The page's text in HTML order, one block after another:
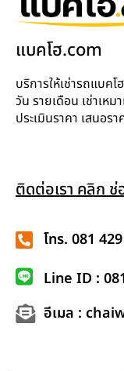
แบคโฮ.com
บริการให้เช่ารถแบค
วัน รายเดือน เช่าเห
ประเมินราคา เสนอร
ติดต่อเรา คลิก ช่
โทร. 081
Line ID :
อีเมล :